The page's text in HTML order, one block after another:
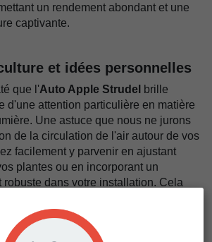
un rendement abondant et une
captivante.
et idées personnelles
que l'Auto Apple Strudel brille
d'une attention particulière en matière
Une astuce que nous ne jurons
de la circulation de l'air autour de vos
facilement y parvenir en ajustant
plantes ou en incorporant un
dans votre installation. Cela
les bourgeons développent cet
En outre, envisagez une